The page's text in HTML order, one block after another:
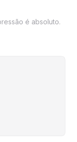
é absoluto.